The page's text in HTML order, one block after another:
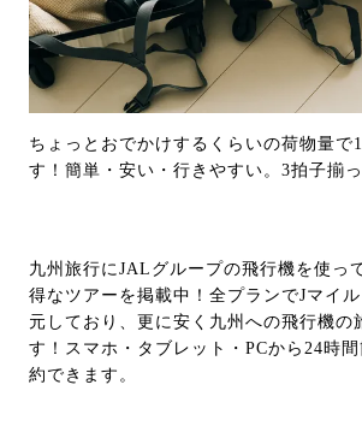
ちょっとおでかけするくらいの荷物量で
す！簡単・安い・行きやすい。3拍子揃
九州旅行にJALグループの飛行機を使っ
得なツアーを掲載中！全プランでJマイ
元しており、更に安く九州への飛行機の
す！スマホ・タブレット・PCから24時
約できます。